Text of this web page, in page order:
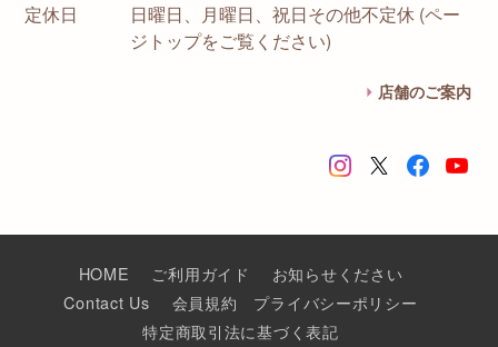
定休日
日曜日、月曜日、祝日その他不定休 (ペー
ジトップをご覧ください)
店舗のご案内
HOME ご利用ガイド
お知らせください
Contact Us
会員規約
プライバシーポリシー
特定商取引法に基づく表記